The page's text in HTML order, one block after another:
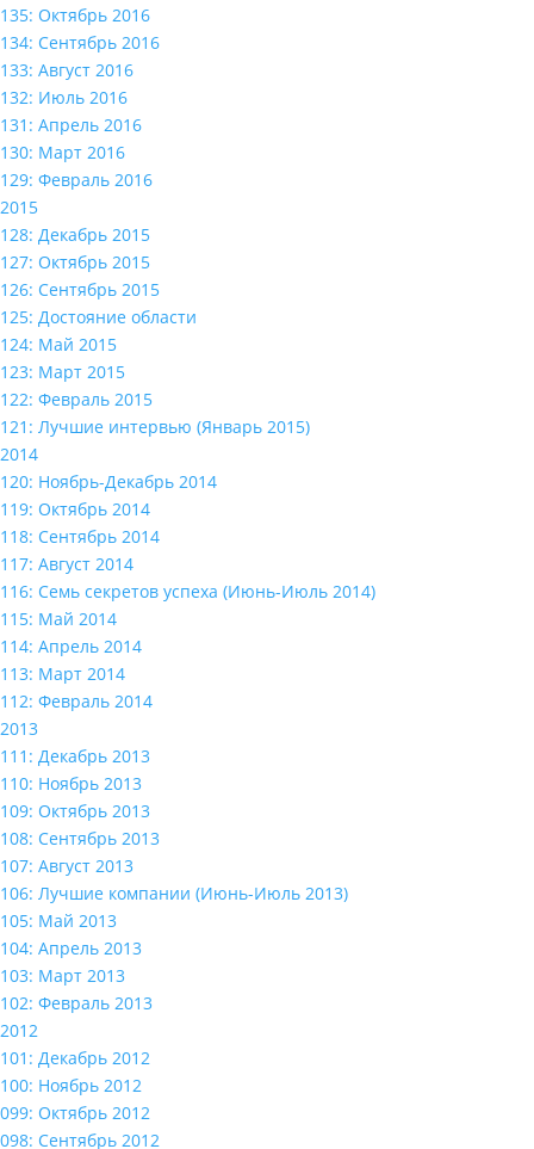
135: Октябрь 2016
134: Сентябрь 2016
133: Август 2016
132: Июль 2016
131: Апрель 2016
130: Март 2016
129: Февраль 2016
2015
128: Декабрь 2015
127: Октябрь 2015
126: Сентябрь 2015
125: Достояние области
124: Май 2015
123: Март 2015
122: Февраль 2015
121: Лучшие интервью (Январь 2015)
2014
120: Ноябрь-Декабрь 2014
119: Октябрь 2014
118: Сентябрь 2014
117: Август 2014
116: Семь секретов успеха (Июнь-Июль 2014)
115: Май 2014
114: Апрель 2014
113: Март 2014
112: Февраль 2014
2013
111: Декабрь 2013
110: Ноябрь 2013
109: Октябрь 2013
108: Сентябрь 2013
107: Август 2013
106: Лучшие компании (Июнь-Июль 2013)
105: Май 2013
104: Апрель 2013
103: Март 2013
102: Февраль 2013
2012
101: Декабрь 2012
100: Ноябрь 2012
099: Октябрь 2012
098: Сентябрь 2012